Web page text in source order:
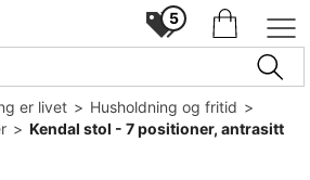
5
er livet>Husholdning og fritid>
>Kendal stol - 7 positioner, antrasitt